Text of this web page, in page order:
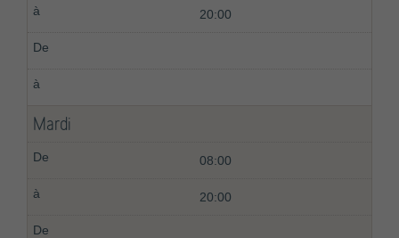
20:00
Mardi
08:00
20:00